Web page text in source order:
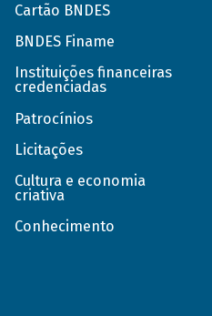
Cartão BNDES
BNDES Finame
Instituições financeiras
credenciadas
Patrocínios
Licitações
Cultura e economia
criativa
Conhecimento